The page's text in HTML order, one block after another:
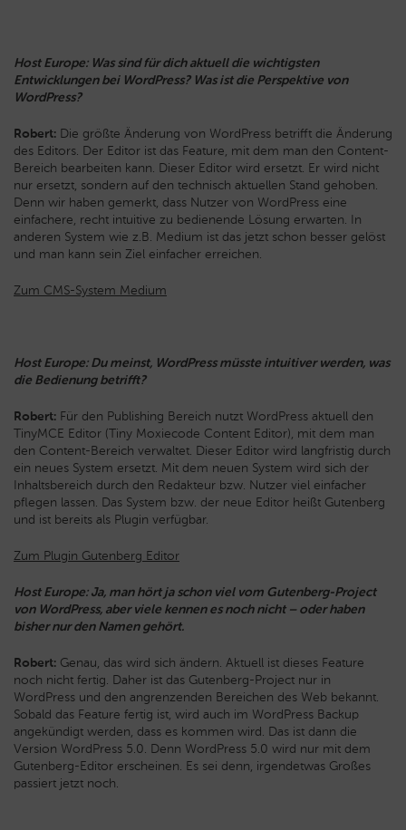
Host Europe: Was sind für dich aktuell die wichtigsten
Entwicklungen bei WordPress? Was ist die Perspektive von
WordPress?
Robert: Die größte Änderung von WordPress betrifft die Änderung
des Editors. Der Editor ist das Feature, mit dem man den Content-
Bereich bearbeiten kann. Dieser Editor wird ersetzt. Er wird nicht
nur ersetzt, sondern auf den technisch aktuellen Stand gehoben.
Denn wir haben gemerkt, dass Nutzer von WordPress eine
einfachere, recht intuitive zu bedienende Lösung erwarten. In
anderen System wie z.B. Medium ist das jetzt schon besser gelöst
und man kann sein Ziel einfacher erreichen.
Zum CMS-System Medium
Host Europe: Du meinst, WordPress müsste intuitiver werden, was
die Bedienung betrifft?
Robert: Für den Publishing Bereich nutzt WordPress aktuell den
TinyMCE Editor (Tiny Moxiecode Content Editor), mit dem man
den Content-Bereich verwaltet. Dieser Editor wird langfristig durch
ein neues System ersetzt. Mit dem neuen System wird sich der
Inhaltsbereich durch den Redakteur bzw. Nutzer viel einfacher
pflegen lassen. Das System bzw. der neue Editor heißt Gutenberg
und ist bereits als Plugin verfügbar.
Zum Plugin Gutenberg Editor
Host Europe: Ja, man hört ja schon viel vom Gutenberg-Project
von WordPress, aber viele kennen es noch nicht – oder haben
bisher nur den Namen gehört.
Robert: Genau, das wird sich ändern. Aktuell ist dieses Feature
noch nicht fertig. Daher ist das Gutenberg-Project nur in
WordPress und den angrenzenden Bereichen des Web bekannt.
Sobald das Feature fertig ist, wird auch im WordPress Backup
angekündigt werden, dass es kommen wird. Das ist dann die
Version WordPress 5.0. Denn WordPress 5.0 wird nur mit dem
Gutenberg-Editor erscheinen. Es sei denn, irgendetwas Großes
passiert jetzt noch.